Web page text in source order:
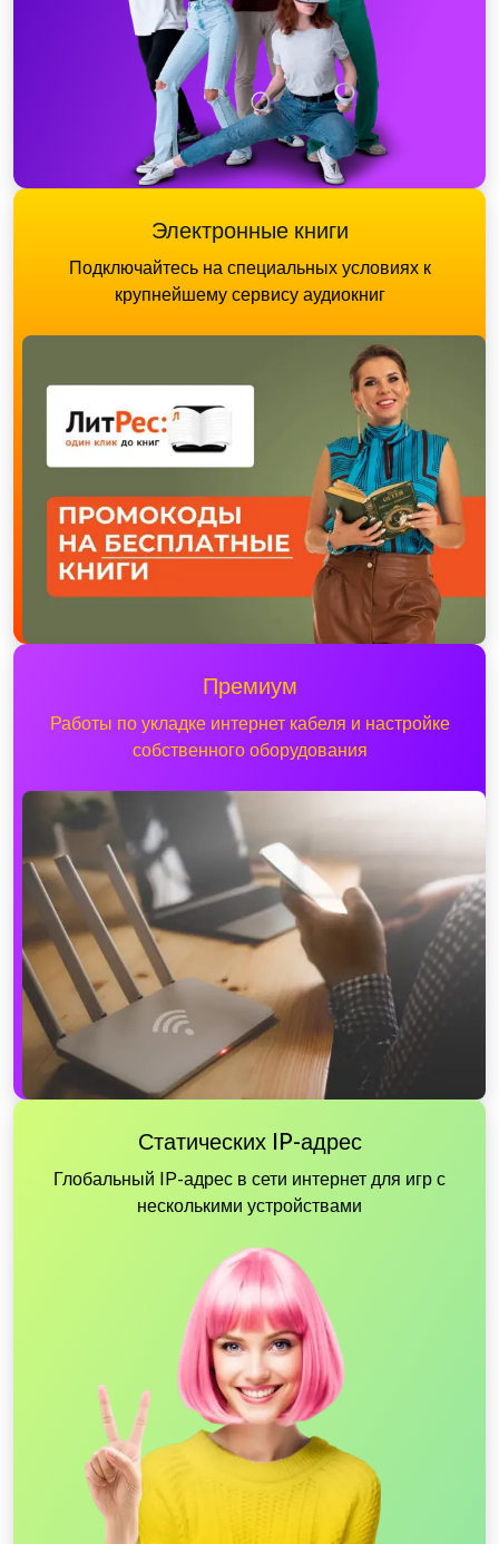
Электронные книги
Подключайтесь на специальных условиях к
крупнейшему сервису аудиокниг
Премиум
Работы по укладке интернет кабеля и настройке
собственного оборудования
Статических IP-адрес
Глобальный IP-адрес в сети интернет для игр с
несколькими устройствами